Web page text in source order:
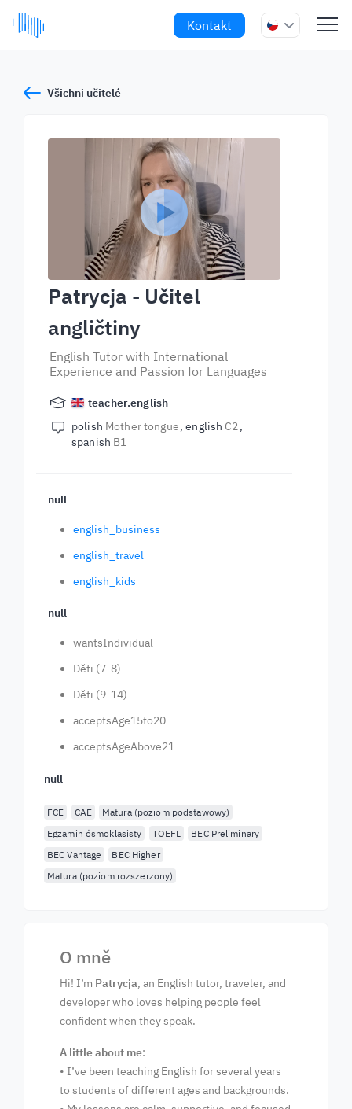
Kontakt
Všichni učitelé
Patrycja - Učitel
angličtiny
English Tutor with International
Experience and Passion for Languages
teacher.english
polish Mother tongue english C2
spanish B1
null
english_business
english_travel
english_kids
null
wantsIndividual
Děti (7-8)
Děti (9-14)
acceptsAge15to20
acceptsAgeAbove21
null
FCE CAE
Matura (poziom podstawowy)
Egzamin ósmoklasisty
TOEFL
BEC Preliminary
BEC Vantage
BEC Higher
Matura (poziom rozszerzony)
O mně
Hi! I’m Patrycja, an English tutor, traveler, and
developer who loves helping people feel
confident when they speak.
A little about me:
• I’ve been teaching English for several years
to students of different ages and backgrounds.